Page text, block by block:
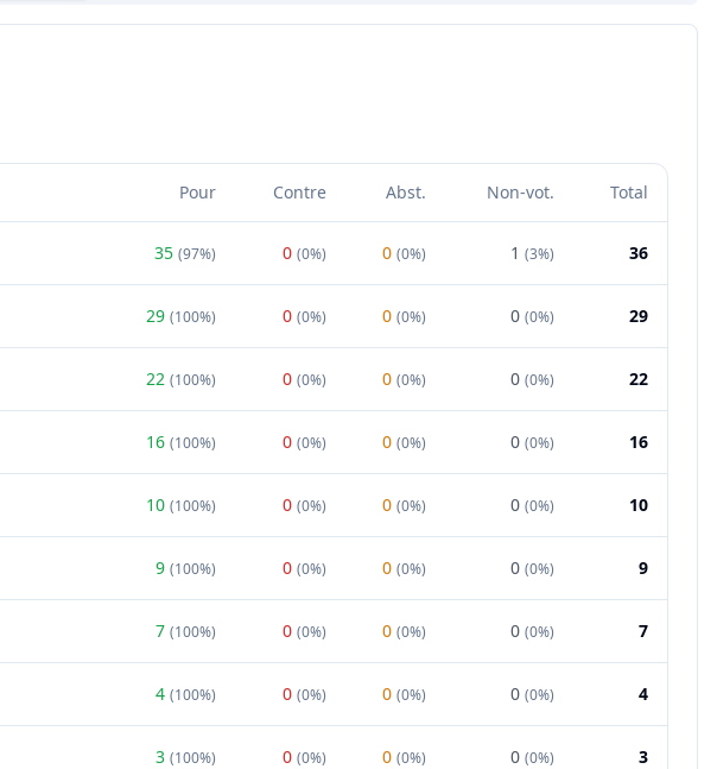
Pour Contre Abst. Non-vot. Total
35 (97%) 0 (0%) 0 (0%) 1 (3%) 36
29 (100%) 0 (0%) 0 (0%) 0 (0%) 29
22 (100%) 0 (0%) 0 (0%) 0 (0%) 22
16 (100%) 0 (0%) 0 (0%) 0 (0%) 16
10 (100%) 0 (0%) 0 (0%) 0 (0%) 10
9 (100%) 0 (0%) 0 (0%) 0 (0%) 9
7 (100%) 0 (0%) 0 (0%) 0 (0%) 7
4 (100%) 0 (0%) 0 (0%) 0 (0%) 4
3 (100%) 0 (0%) 0 (0%) 0 (0%) 3